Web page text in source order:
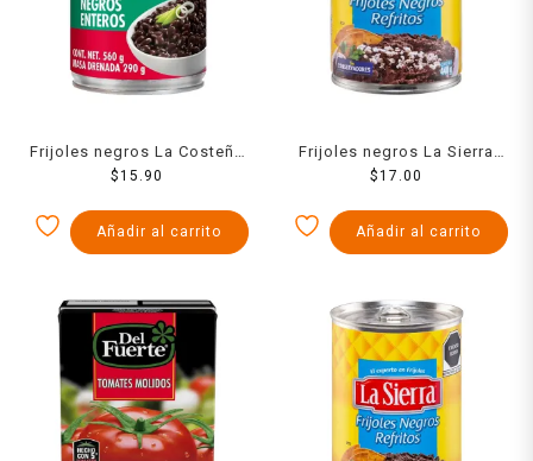
Frijoles negros La Costeña
enteros en lata 560 g
$15.90
Añadir al carrito
Frijoles negros La Sierra
refritos en lata 440 g
$17.00
Añadir al carrito